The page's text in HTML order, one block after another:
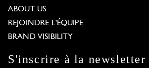
ABOUT US
REJOINDRE L'ÉQUIPE
BRAND VISIBILITY
S'inscrire à la newsletter